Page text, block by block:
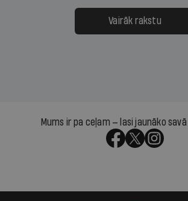
Vairāk rakstu
Mums ir pa ceļam — lasi jaunāko